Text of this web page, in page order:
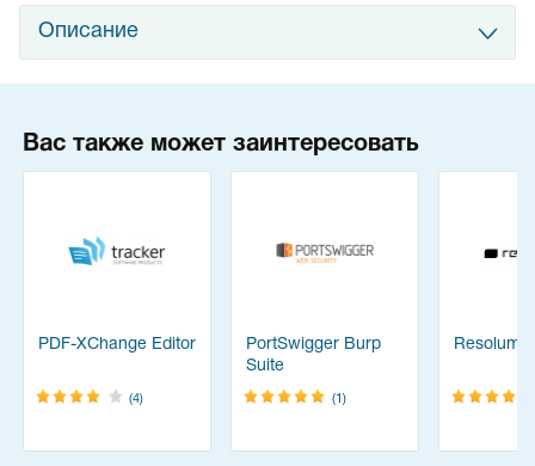
Описание
Вас также может заинтересовать
PDF-XChange Editor
(4)
PortSwigger Burp
Suite
(1)
Resolume